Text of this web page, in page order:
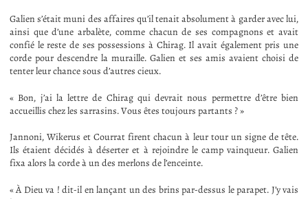
Galien s’était muni des affaires qu’il tenait absolument à garder avec lui,
ainsi que d’une arbalète, comme chacun de ses compagnons et avait
confié le reste de ses possessions à Chirag. Il avait également pris une
corde pour descendre la muraille. Galien et ses amis avaient choisi de
tenter leur chance sous d’autres cieux.
« Bon, j’ai la lettre de Chirag qui devrait nous permettre d’être bien
accueillis chez les sarrasins. Vous êtes toujours partants ? »
Jannoni, Wikerus et Courrat firent chacun à leur tour un signe de tête.
Ils étaient décidés à déserter et à rejoindre le camp vainqueur. Galien
fixa alors la corde à un des merlons de l’enceinte.
« À Dieu va ! dit-il en lançant un des brins par-dessus le parapet. J’y vais